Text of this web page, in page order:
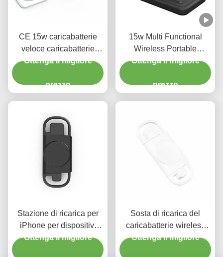
CE 15w caricabatterie
veloce caricabatterie
multifunzione portatile
Solo 35g
Ottenga il migliore
prezzo
15w Multi Functional
Wireless Portable
Charger Per Iphone in
metarial
Ottenga il migliore
prezzo
Stazione di ricarica per
iPhone per dispositivi
multipli
Ottenga il migliore
Sosta di ricarica del
caricabatterie wireless
portatile a doppia
Ottenga il migliore